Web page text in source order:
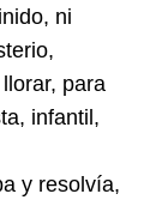
ni
para
infantil,
y resolvía,